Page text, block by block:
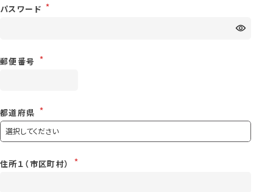
パスワード
郵便番号
都道府県
住所１（市区町村）